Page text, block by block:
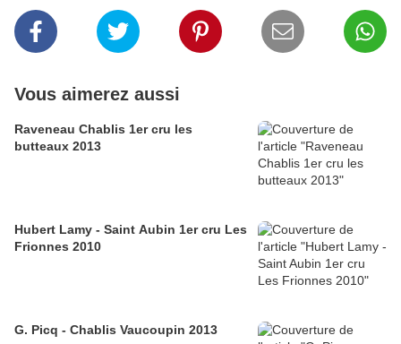
Vous aimerez aussi
Raveneau Chablis 1er cru les
butteaux 2013
Hubert Lamy - Saint Aubin 1er cru Les
Frionnes 2010
G. Picq - Chablis Vaucoupin 2013